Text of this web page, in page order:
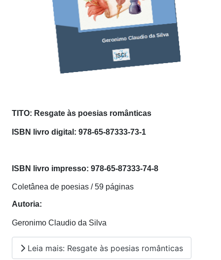
TITO: Resgate às poesias românticas
ISBN livro digital: 978-65-87333-73-1
ISBN livro impresso: 978-65-87333-74-8
Coletânea de poesias / 59 páginas
Autoria:
Geronimo Claudio da Silva
Leia mais: Resgate às poesias românticas